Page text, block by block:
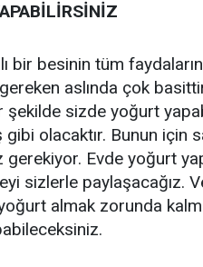
bir besinin tüm
aslında çok
şekilde sizde yoğurt
gibi olacaktır. Bunun için
gerekiyor. Evde yoğurt
sizlerle paylaşacağız.
almak zorunda